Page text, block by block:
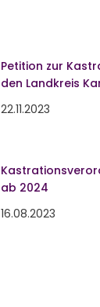
Petition zur
den Landkreis
22.11.2023
ab 2024
16.08.2023